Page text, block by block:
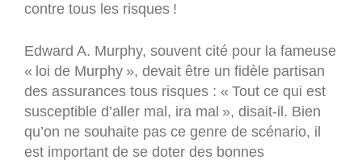
contre tous les risques !
Edward A. Murphy, souvent cité pour la fameuse
« loi de Murphy », devait être un fidèle partisan
des assurances tous risques : « Tout ce qui est
susceptible d’aller mal, ira mal », disait-il. Bien
qu’on ne souhaite pas ce genre de scénario, il
est important de se doter des bonnes